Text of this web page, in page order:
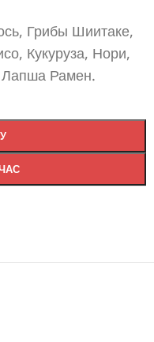
Грибы Шиитаке,
Кукуруза, Нори,
Рамен.